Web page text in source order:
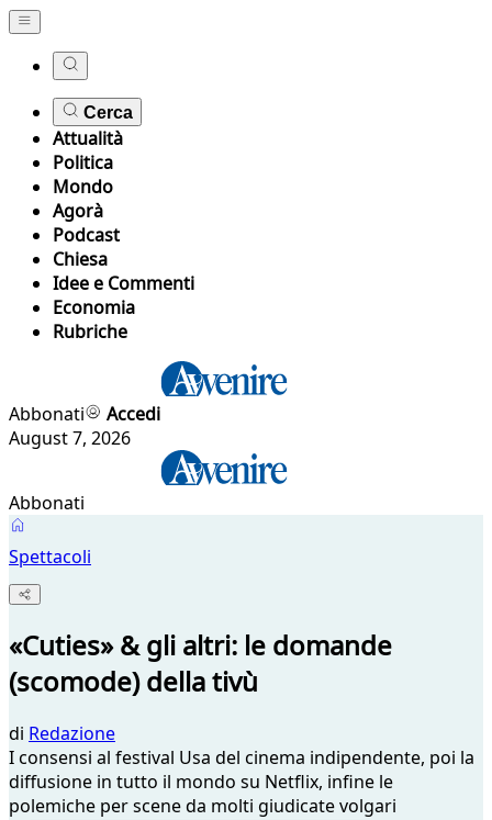
Cerca
Attualità
Politica
Mondo
Agorà
Podcast
Chiesa
Idee e Commenti
Economia
Rubriche
Abbonati
Accedi
August 7, 2026
Abbonati
Spettacoli
«Cuties» & gli altri: le domande
(scomode) della tivù
di Redazione
I consensi al festival Usa del cinema indipendente, poi la
diffusione in tutto il mondo su Netflix, infine le
polemiche per scene da molti giudicate volgari